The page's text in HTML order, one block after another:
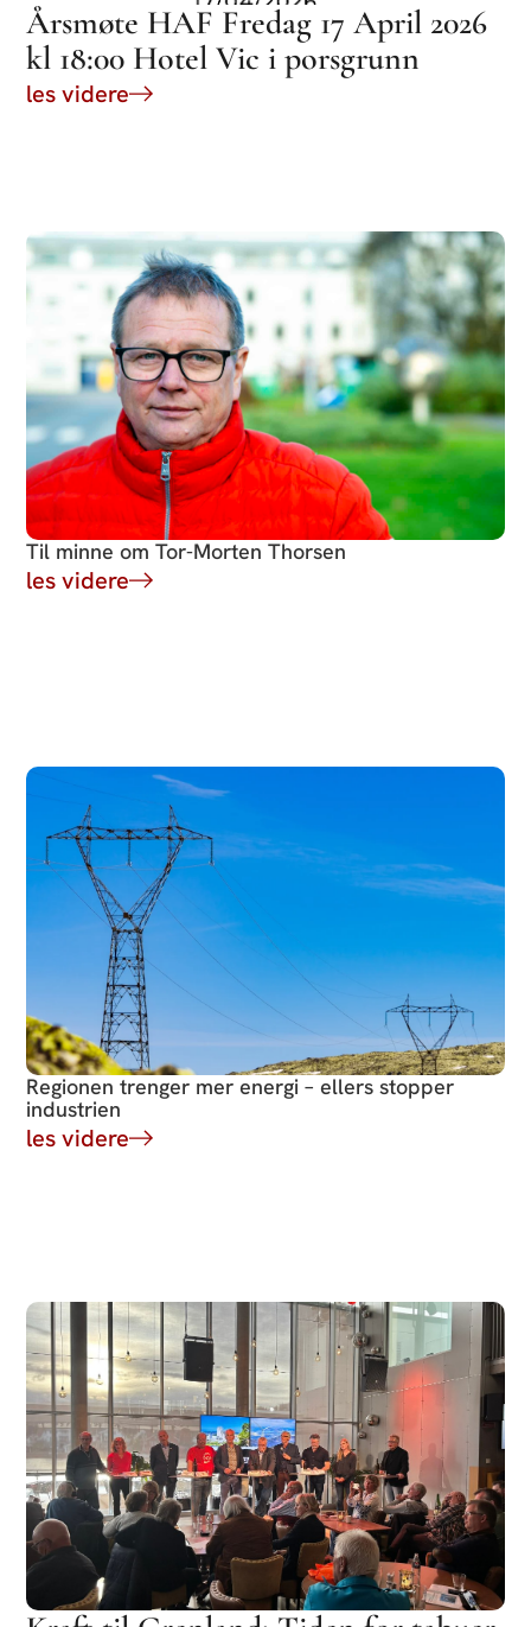
Årsmøte HAF Fredag 17 April 2026
kl 18:00 Hotel Vic i porsgrunn
les videre
Til minne om Tor-Morten Thorsen
les videre
Regionen trenger mer energi – ellers stopper
industrien
les videre